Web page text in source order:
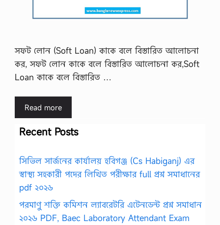
সফট লোন (Soft Loan) কাকে বলে বিস্তারিত আলোচনা
কর, সফট লোন কাকে বলে বিস্তারিত আলোচনা কর,Soft
Loan কাকে বলে বিস্তারিত …
Read more
Recent Posts
সিভিল সার্জনের কার্যালয় হবিগঞ্জ (Cs Habiganj) এর
স্বাস্থ্য সহকারী পদের লিখিত পরীক্ষার full প্রশ্ন সমাধানের
pdf ২০২৬
পরমাণু শক্তি কমিশন ল্যাবরেটরি এটেনডেন্ট প্রশ্ন সমাধান
২০২৬ PDF, Baec Laboratory Attendant Exam